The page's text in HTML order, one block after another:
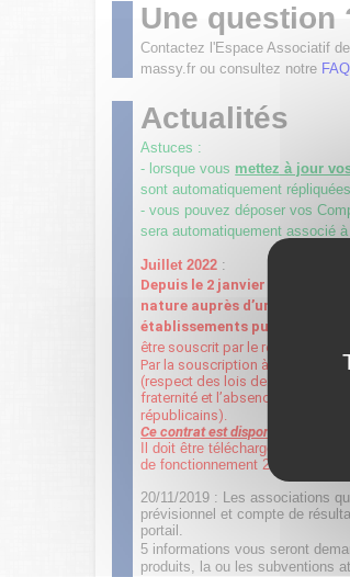
Une question
Contactez l'Espace Associatif
massy.fr ou consultez notre FAQ
Actualités
Astuces :
- lorsque vous mettez à jour
sont automatiquement
- vous pouvez déposer vos
sera automatiquement associé
Juillet 2022 :
Depuis le 2 janvier 2022,
nature auprès d’une
établissements publics
)
être souscrit par le représentant
Par la souscription à ce contrat,
(respect des lois de la
fraternité et l’absence de
républicains).
Ce contrat est disponible ci-
Il doit être téléchargé, signé et
de fonctionnement 2023.
20/11/2019 : Les associations
prévisionnel et compte de
portail.
5 informations vous seront
produits, la ou les subventions